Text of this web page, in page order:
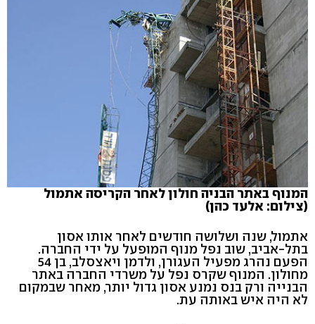
המנוף באתר הבניה חולון לאחר הקריסה אתמול
(צילום: אלעד כהן)
אתמול, שנה ושלושה חודשים לאחר אותו אסון
בתל-אביב, שוב נפל מנוף המופעל על ידי החברה.
הפעם נהרג מפעיל העגורן, ולדמן ויאצסלב, בן 54
מחולון. המנוף שקרס נפל על משרדי החברה באתר
הבנייה ורק בנס נמנע אסון גדול יותר, מאחר שבמקום
לא היה איש באותה עת.